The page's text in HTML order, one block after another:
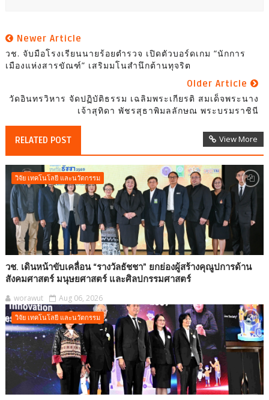
Newer Article
วช. จับมือโรงเรียนนายร้อยตำรวจ เปิดตัวบอร์ดเกม “นักการ
เมืองแห่งสารขัณฑ์” เสริมมโนสำนึกต้านทุจริต
Older Article
วัดอินทรวิหาร จัดปฏิบัติธรรม เฉลิมพระเกียรติ สมเด็จพระนาง
เจ้าสุทิดา พัชรสุธาพิมลลักษณ พระบรมราชินี
RELATED POST View More
วิจัย เทคโนโลยี และนวัตกรรม
วช. เดินหน้าขับเคลื่อน “รางวัลธัชชา” ยกย่องผู้สร้างคุณูปการด้าน
สังคมศาสตร์ มนุษยศาสตร์ และศิลปกรรมศาสตร์
worawut Aug 06, 2026
วิจัย เทคโนโลยี และนวัตกรรม